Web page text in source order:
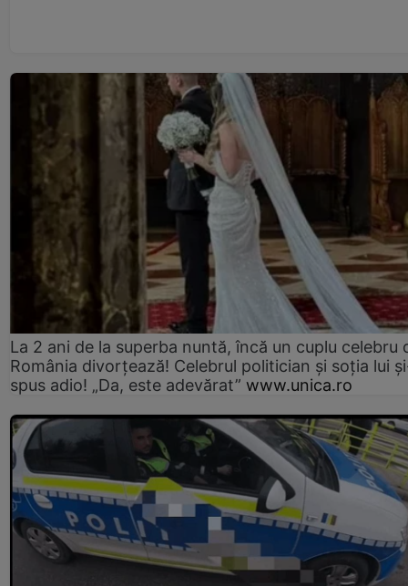
La 2 ani de la superba nuntă, încă un cuplu celebru
România divorțează! Celebrul politician și soția lui
spus adio! „Da, este adevărat” www.unica.ro